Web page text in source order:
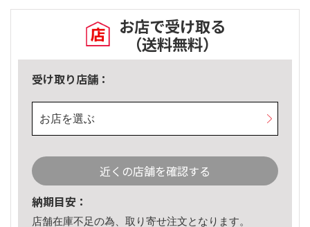
お店で受け取る
（送料無料）
受け取り店舗：
お店を選ぶ
近くの店舗を確認する
納期目安：
店舗在庫不足の為、取り寄せ注文となります。